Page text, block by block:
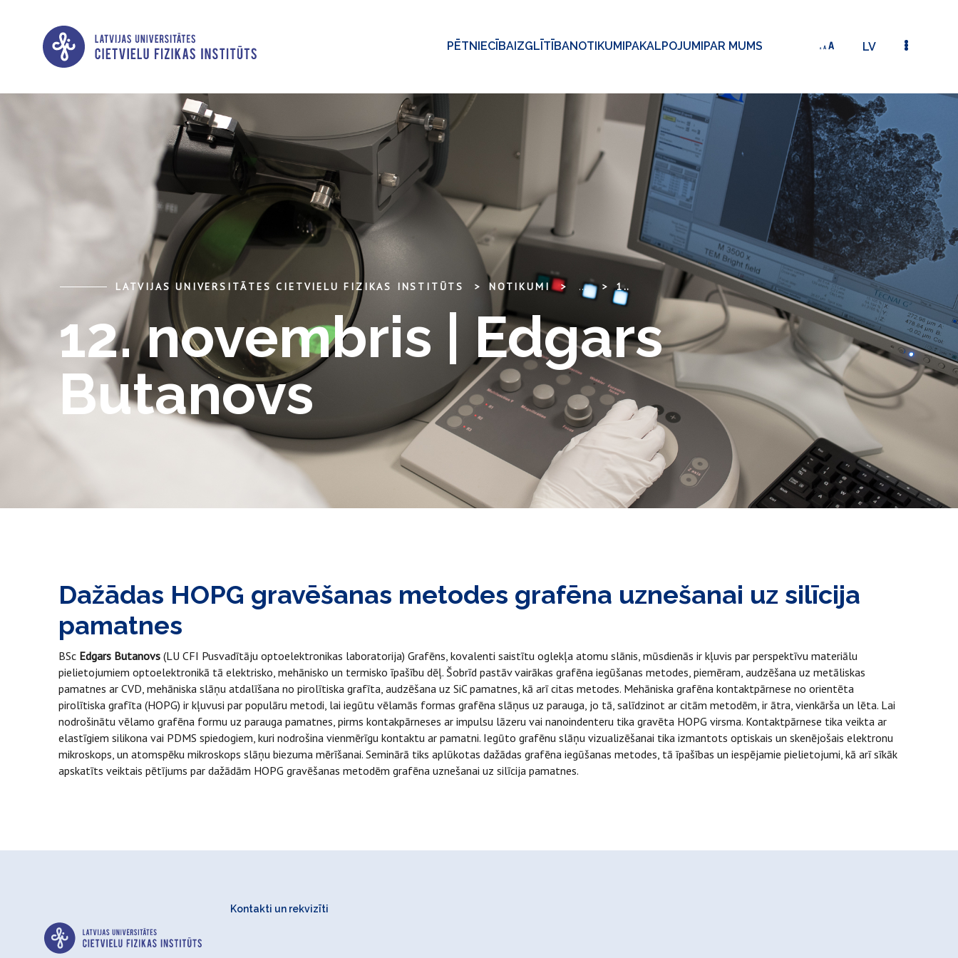
PĒTNIECĪBAIZGLĪTĪBANOTIKUMIPAKALPOJUMIPAR MUMS LV
LATVIJAS UNIVERSITĀTES CIETVIELU FIZIKAS INSTITŪTS NOTIKUMI ... 12. NOVEMBRIS | EDGARS BUTANOVS
12. novembris | Edgars
Butanovs
Dažādas HOPG gravēšanas metodes grafēna uznešanai uz silīcija
pamatnes
BSc Edgars Butanovs (LU CFI Pusvadītāju optoelektronikas laboratorija) Grafēns, kovalenti saistītu oglekļa atomu slānis, mūsdienās ir kļuvis par perspektīvu materiālu
pielietojumiem optoelektronikā tā elektrisko, mehānisko un termisko īpašību dēļ. Šobrīd pastāv vairākas grafēna iegūšanas metodes, piemēram, audzēšana uz metāliskas
pamatnes ar CVD, mehāniska slāņu atdalīšana no pirolītiska grafīta, audzēšana uz SiC pamatnes, kā arī citas metodes. Mehāniska grafēna kontaktpārnese no orientēta
pirolītiska grafīta (HOPG) ir kļuvusi par populāru metodi, lai iegūtu vēlamās formas grafēna slāņus uz parauga, jo tā, salīdzinot ar citām metodēm, ir ātra, vienkārša un lēta. Lai
nodrošinātu vēlamo grafēna formu uz parauga pamatnes, pirms kontakpārneses ar impulsu lāzeru vai nanoindenteru tika gravēta HOPG virsma. Kontaktpārnese tika veikta ar
elastīgiem silikona vai PDMS spiedogiem, kuri nodrošina vienmērīgu kontaktu ar pamatni. Iegūto grafēnu slāņu vizualizēšanai tika izmantots optiskais un skenējošais elektronu
mikroskops, un atomspēku mikroskops slāņu biezuma mērīšanai. Seminārā tiks aplūkotas dažādas grafēna iegūšanas metodes, tā īpašības un iespējamie pielietojumi, kā arī sīkāk
apskatīts veiktais pētījums par dažādām HOPG gravēšanas metodēm grafēna uznešanai uz silīcija pamatnes.
Kontakti un rekvizīti